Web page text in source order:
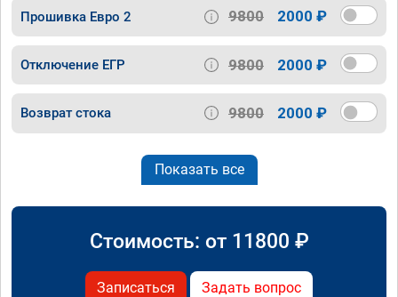
Прошивка Евро 2 9800 2000 ₽
Отключение ЕГР 9800 2000 ₽
Возврат стока 9800 2000 ₽
Показать все
Стоимость: от 11800 ₽
Записаться Задать вопрос